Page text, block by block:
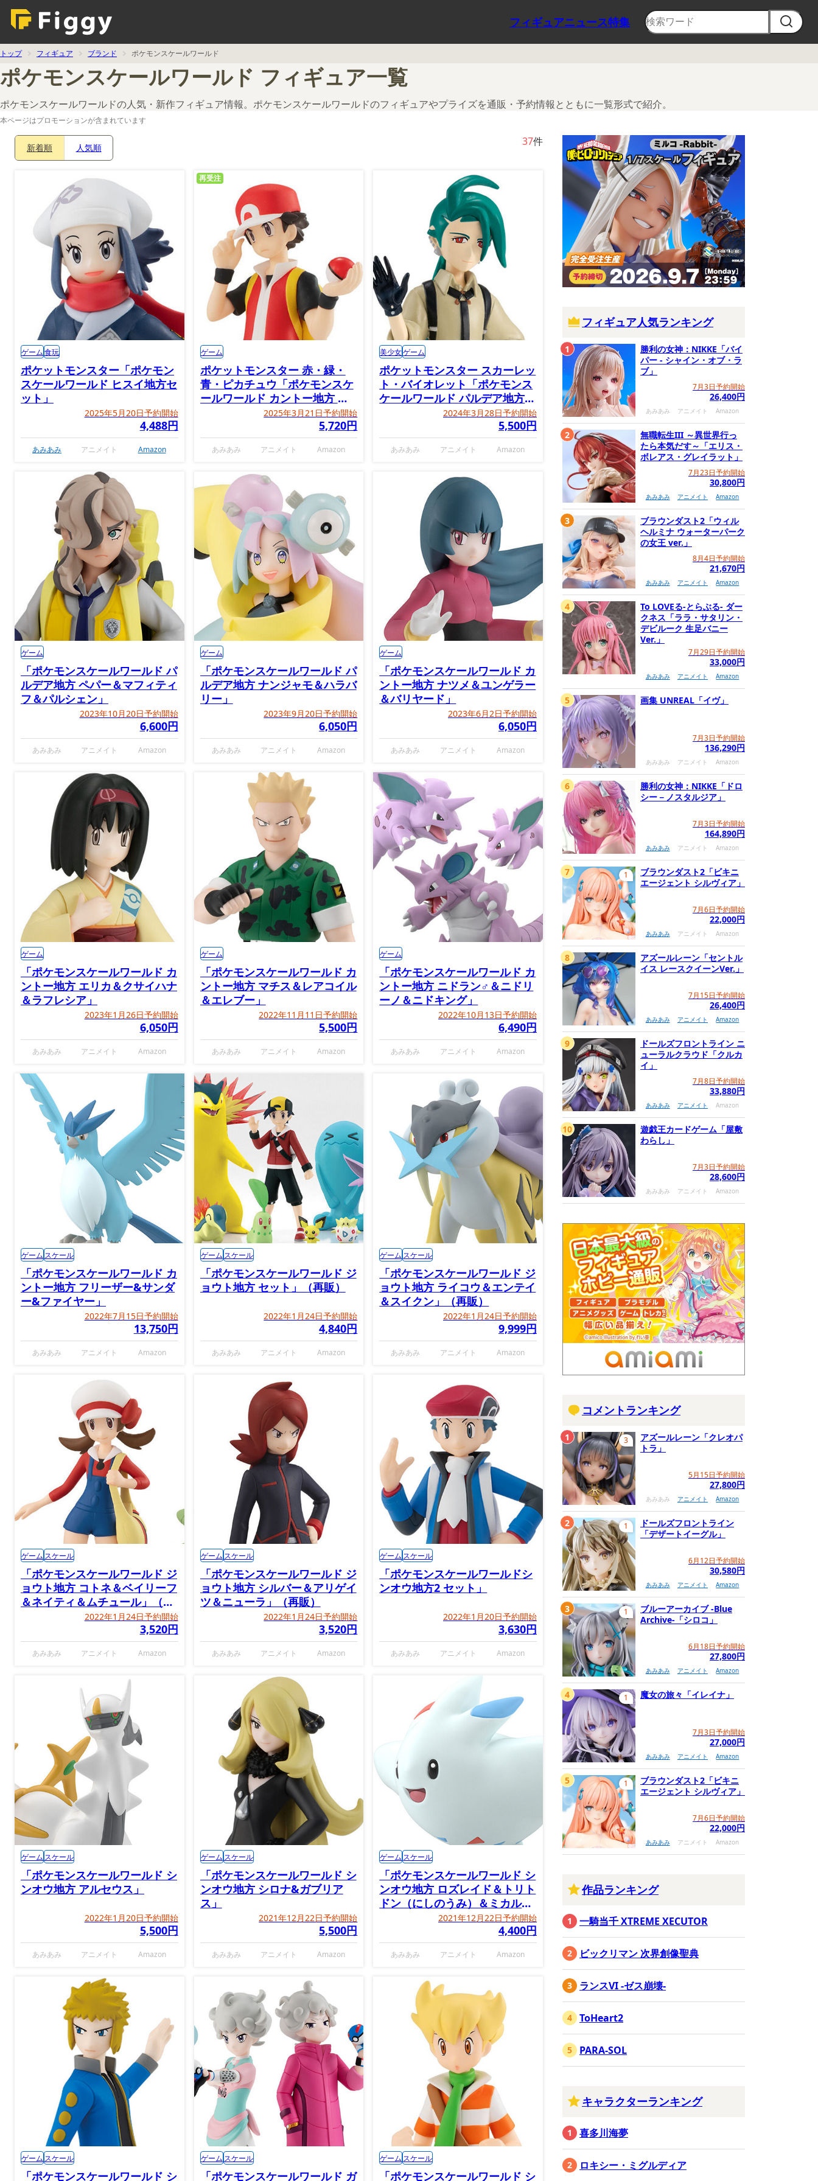
フィギュアニュース特集
トップ フィギュア ブランド ポケモンスケールワールド
ポケモンスケールワールド フィギュア一覧
ポケモンスケールワールドの人気・新作フィギュア情報。ポケモンスケールワールドのフィギュアやプライズを通販・予約情報とともに一覧形式で紹介。
本ページはプロモーションが含まれています
新着順 人気順 37件
ポケットモンスター「ポケモン
スケールワールド ヒスイ地方セ
ット」
2025年5月20日予約開始
4,488円
ゲーム食玩
あみあみ アニメイト Amazon
ポケットモンスター 赤・緑・
青・ピカチュウ「ポケモンスケ
ールワールド カントー地方 レ
ッド＆カビゴン＆ポケモンの
2025年3月21日予約開始
5,720円
再受注
ゲーム
あみあみ アニメイト Amazon
ポケットモンスター スカーレッ
ト・バイオレット「ポケモンス
ケールワールド パルデア地方
チリ＆ドオー」2024年3月28日予約開始
5,500円
美少女ゲーム
あみあみ アニメイト Amazon
「ポケモンスケールワールド パ
ルデア地方 ペパー＆マフィティ
フ＆パルシェン」
2023年10月20日予約開始
6,600円
ゲーム
あみあみ アニメイト Amazon
「ポケモンスケールワールド パ
ルデア地方 ナンジャモ＆ハラバ
リー」
2023年9月20日予約開始
6,050円
ゲーム
あみあみ アニメイト Amazon
「ポケモンスケールワールド カ
ントー地方 ナツメ＆ユンゲラー
＆バリヤード」
2023年6月2日予約開始
6,050円
ゲーム
あみあみ アニメイト Amazon
「ポケモンスケールワールド カ
ントー地方 エリカ＆クサイハナ
＆ラフレシア」
2023年1月26日予約開始
6,050円
ゲーム
あみあみ アニメイト Amazon
「ポケモンスケールワールド カ
ントー地方 マチス＆レアコイル
＆エレブー」
2022年11月11日予約開始
5,500円
ゲーム
あみあみ アニメイト Amazon
「ポケモンスケールワールド カ
ントー地方 ニドラン♂＆ニドリ
ーノ＆ニドキング」
2022年10月13日予約開始
6,490円
ゲーム
あみあみ アニメイト Amazon
「ポケモンスケールワールド カ
ントー地方 フリーザー&サンダ
ー&ファイヤー」
2022年7月15日予約開始
13,750円
ゲーム スケール
あみあみ アニメイト Amazon
「ポケモンスケールワールド ジ
ョウト地方 セット」（再販）
2022年1月24日予約開始
4,840円
ゲーム スケール
あみあみ アニメイト Amazon
「ポケモンスケールワールド ジ
ョウト地方 ライコウ＆エンテイ
＆スイクン」（再販）
2022年1月24日予約開始
9,999円
ゲーム スケール
あみあみ アニメイト Amazon
「ポケモンスケールワールド ジ
ョウト地方 コトネ＆ベイリーフ
＆ネイティ＆ムチュール」（再
2022年1月24日予約開始
3,520円
ゲーム スケール
あみあみ アニメイト Amazon
「ポケモンスケールワールド ジ
ョウト地方 シルバー＆アリゲイ
ツ＆ニューラ」（再販）
2022年1月24日予約開始
3,520円
ゲーム スケール
あみあみ アニメイト Amazon
「ポケモンスケールワールドシ
ンオウ地方2 セット」
2022年1月20日予約開始
3,630円
ゲーム スケール
あみあみ アニメイト Amazon
「ポケモンスケールワールド シ
ンオウ地方 アルセウス」
2022年1月20日予約開始
5,500円
ゲーム スケール
あみあみ アニメイト Amazon
「ポケモンスケールワールド シ
ンオウ地方 シロナ&ガブリア
ス」
2021年12月22日予約開始
5,500円
ゲーム スケール
あみあみ アニメイト Amazon
「ポケモンスケールワールド シ
ンオウ地方 ロズレイド＆トリト
ドン（にしのうみ）＆ミカルゲ
＆トゲキッス」2021年12月22日予約開始
4,400円
ゲーム スケール
あみあみ アニメイト Amazon
「ポケモンスケールワールド シ
ゲーム スケール
「ポケモンスケールワールド ガ
ゲーム スケール
「ポケモンスケールワールド シ
ゲーム スケール
フィギュア人気ランキング
勝利の女神：NIKKE「バイ
パー - シャイン・オブ・ラ
ブ」
7月3日予約開始
26,400円
あみあみ アニメイト Amazon
1
無職転生III ～異世界行っ
たら本気だす～「エリス・
ボレアス・グレイラット」
7月23日予約開始
30,800円
あみあみ アニメイト Amazon
2
ブラウンダスト2「ウィル
ヘルミナ ウォーターパーク
の女王 ver.」
8月4日予約開始
21,670円
あみあみ アニメイト Amazon
3
To LOVEる-とらぶる- ダー
クネス「ララ・サタリン・
デビルーク 生足バニー
Ver.」
7月29日予約開始
33,000円
あみあみ アニメイト Amazon
4
画集 UNREAL「イヴ」
7月3日予約開始
136,290円
あみあみ アニメイト Amazon
5
勝利の女神：NIKKE「ドロ
シー－ノスタルジア」
7月3日予約開始
164,890円
あみあみ アニメイト Amazon
6
ブラウンダスト2「ビキニ
エージェント シルヴィア」
7月6日予約開始
22,000円
あみあみ アニメイト Amazon
1
7
アズールレーン「セントル
イス レースクイーンVer.」
7月15日予約開始
26,400円
あみあみ アニメイト Amazon
8
ドールズフロントライン ニ
ューラルクラウド「クルカ
イ」
7月8日予約開始
33,880円
あみあみ アニメイト Amazon
9
遊戯王カードゲーム「屋敷
わらし」
7月3日予約開始
28,600円
あみあみ アニメイト Amazon
10
コメントランキング
アズールレーン「クレオパ
トラ」
5月15日予約開始
27,800円
あみあみ アニメイト Amazon
3
1
ドールズフロントライン
「デザートイーグル」
6月12日予約開始
30,580円
あみあみ アニメイト Amazon
1
2
ブルーアーカイブ -Blue
Archive-「シロコ」
6月18日予約開始
27,800円
あみあみ アニメイト Amazon
1
3
魔女の旅々「イレイナ」
7月3日予約開始
27,000円
あみあみ アニメイト Amazon
1
4
ブラウンダスト2「ビキニ
エージェント シルヴィア」
7月6日予約開始
22,000円
あみあみ アニメイト Amazon
1
5
作品ランキング
一騎当千 XTREME XECUTOR
ビックリマン 次界創像聖典
ランスVI -ゼス崩壊-
ToHeart2
PARA-SOL
キャラクターランキング
喜多川海夢
ロキシー・ミグルディア